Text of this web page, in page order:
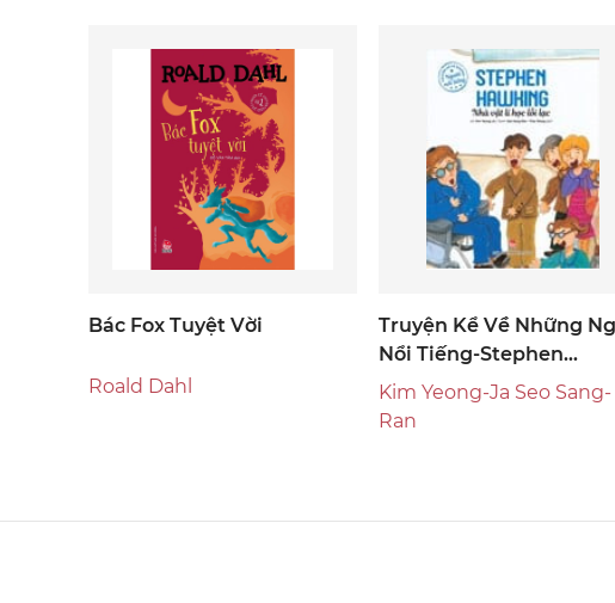
niềm
Bác Fox Tuyệt Vời
Roald Dahl
Truyện Kể Về Những
Nổi Tiếng-Stephen
Hawking Nhà Vật Lí Học
Lỗi Lạc
Kim Yeong-Ja Seo Sang-
Ran